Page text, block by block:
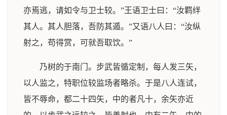
亦焉逃，请如令与卫士较。”王语卫士曰：“汝羁绊
其人。其人胆落，吾防其遁。”又语八人曰：“汝纵
射之，苟得赏，可就吾取饮。”
乃树的于南门。步武皆循定制，每人发三矢，
以人监之，特职位较监场者略杀。于是八人连试，
皆不辱命，都二十四矢，中的者凡十，余矢亦近